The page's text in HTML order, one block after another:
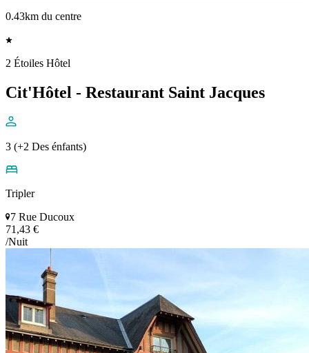
0.43km du centre
2 Étoiles Hôtel
Cit'Hôtel - Restaurant Saint Jacques
3 (+2 Des énfants)
Tripler
7 Rue Ducoux
71,43 €
/Nuit